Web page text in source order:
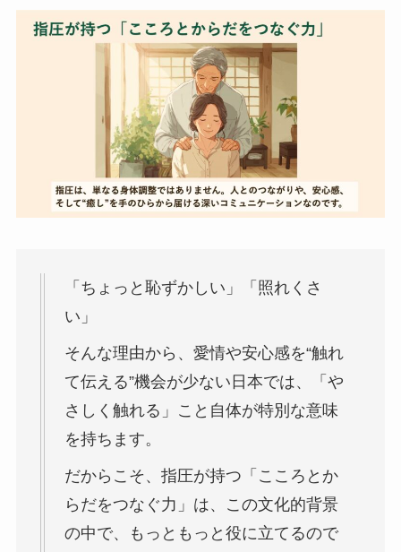
「ちょっと恥ずかしい」「照れくさ
い」
そんな理由から、愛情や安心感を“触れ
て伝える”機会が少ない日本では、「や
さしく触れる」こと自体が特別な意味
を持ちます。
だからこそ、指圧が持つ「こころとか
らだをつなぐ力」は、この文化的背景
の中で、もっともっと役に立てるので